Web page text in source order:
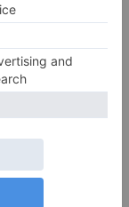
mit wem sie
kostete
das Leben